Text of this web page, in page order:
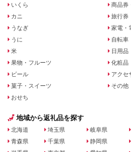
いくら
カニ
うなぎ
うに
米
果物・フルーツ
ビール
菓子・スイーツ
おせち
商品券
旅行券
家電・
自転車
日用品
化粧品
アクセ
その他
地域から返礼品を探す
北海道
青森県
埼玉県
千葉県
岐阜県
静岡県